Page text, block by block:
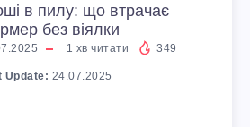
в пилу: що втрачає
без віялки
1 хв читати 349
Update: 24.07.2025